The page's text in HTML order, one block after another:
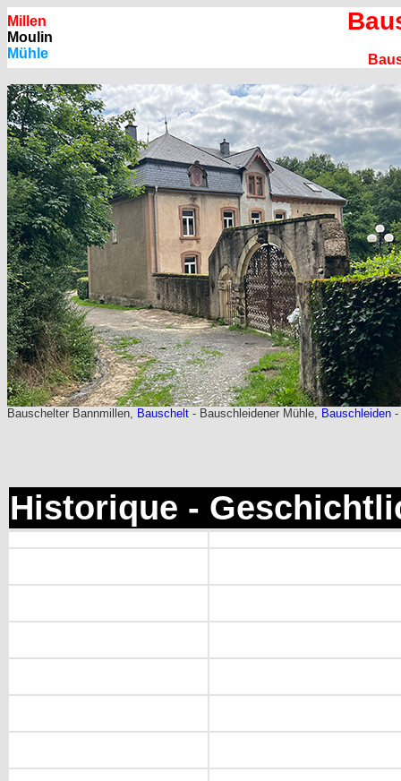
Millen
Moulin
Mühle
Bauschelter Bannmillen, Bauschelt - Bauschleidener Mühle, Bauschleiden -
Historique -